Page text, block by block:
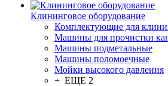
Клининговое оборудование
Комплектующие для
Машины для прочистки
Машины подметальные
Машины поломоечные
Мойки высокого давления
+ ЕЩЕ 2